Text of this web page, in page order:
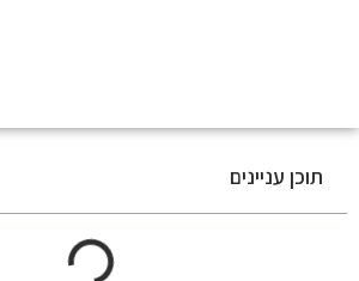
תוכן עניינים